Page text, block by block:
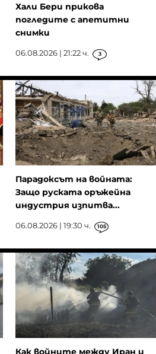
Хали Бери прикова
погледите с апетитни
снимки
06.08.2026 | 21:22 ч. 3
Парадоксът на войната:
Защо руската оръжейна
индустрия изпитва...
06.08.2026 | 19:30 ч. 105
Как войните между Иран и